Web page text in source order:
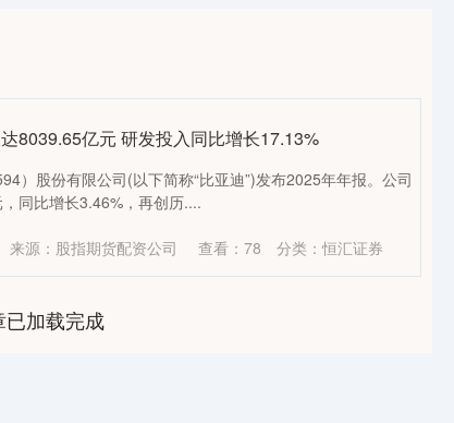
8039.65亿元 研发投入同比增长17.13%
）股份有限公司(以下简称“比亚迪”)发布2025年年报。公司
同比增长3.46%，再创历....
来源：股指期货配资公司 查看： 78 分类：恒汇证券
加载完成